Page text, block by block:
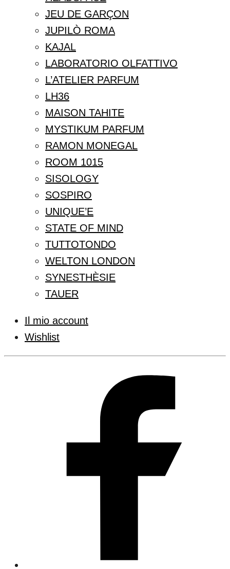
JEU DE GARÇON
JUPILÒ ROMA
KAJAL
LABORATORIO OLFATTIVO
L’ATELIER PARFUM
LH36
MAISON TAHITE
MYSTIKUM PARFUM
RAMON MONEGAL
ROOM 1015
SISOLOGY
SOSPIRO
UNIQUE’E
STATE OF MIND
TUTTOTONDO
WELTON LONDON
SYNESTHÈSIE
TAUER
Il mio account
Wishlist